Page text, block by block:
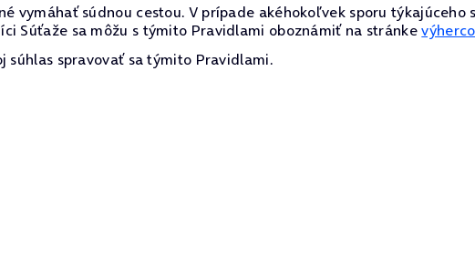
vymáhať súdnou cestou. V prípade akéhokoľvek sporu týkajúceho
Súťaže sa môžu s týmito Pravidlami oboznámiť na stránke
súhlas spravovať sa týmito Pravidlami.